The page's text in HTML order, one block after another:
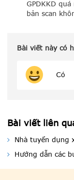
GPDKKD
bản scan
Bài viết này có
Có
Bài viết liên
Nhà tuyển dụng
Hướng dẫn các